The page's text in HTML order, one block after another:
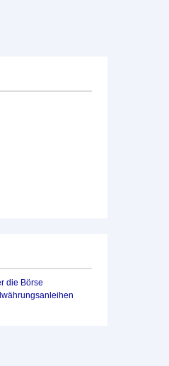
die Börse